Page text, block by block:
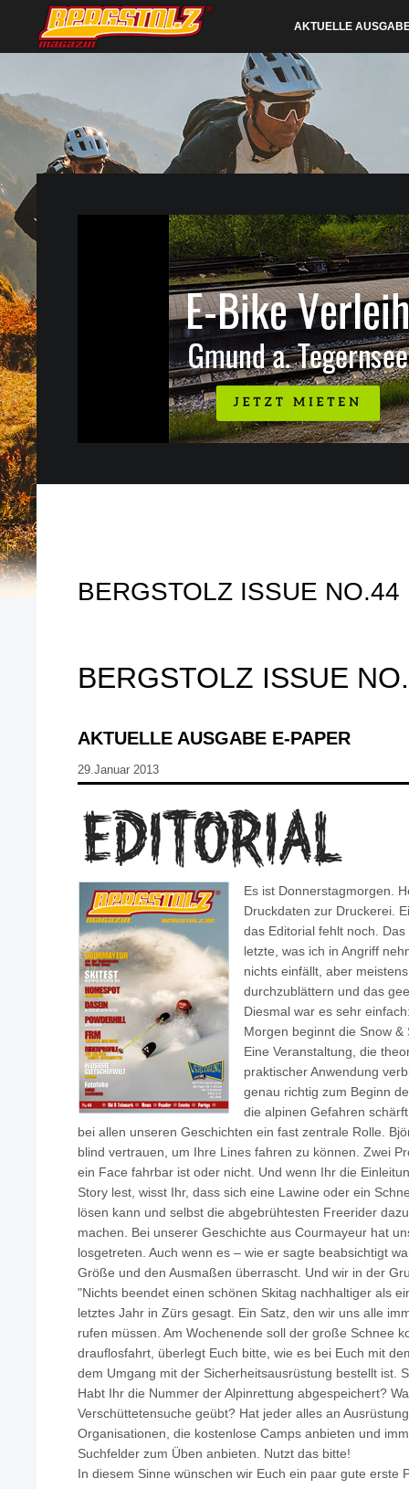
AKTUELLE
BERGSTOLZ ISSUE NO.44
BERGSTOLZ ISSUE
AKTUELLE AUSGABE E-PAPER
29.Januar 2013
Es ist Donnerstagmorgen.
Druckdaten zur Druckerei.
das Editorial fehlt noch.
letzte, was ich in Angriff
nichts einfällt, aber
durchzublättern und das
Diesmal war es sehr
Morgen beginnt die Snow
Eine Veranstaltung, die
praktischer Anwendung
genau richtig zum Beginn
die alpinen Gefahren
bei allen unseren Geschichten ein fast zentrale Rolle.
blind vertrauen, um Ihre Lines fahren zu können. Zwei
ein Face fahrbar ist oder nicht. Und wenn Ihr die
Story lest, wisst Ihr, dass sich eine Lawine oder ein
lösen kann und selbst die abgebrühtesten Freerider
machen. Bei unserer Geschichte aus Courmayeur hat
losgetreten. Auch wenn es – wie er sagte beabsichtigt
Größe und den Ausmaßen überrascht. Und wir in der
"Nichts beendet einen schönen Skitag nachhaltiger als
letztes Jahr in Zürs gesagt. Ein Satz, den wir uns alle
rufen müssen. Am Wochenende soll der große Schnee
drauflosfahrt, überlegt Euch bitte, wie es bei Euch mit
dem Umgang mit der Sicherheitsausrüstung bestellt ist.
Habt Ihr die Nummer der Alpinrettung abgespeichert?
Verschüttetensuche geübt? Hat jeder alles an
Organisationen, die kostenlose Camps anbieten und
Suchfelder zum Üben anbieten. Nutzt das bitte!
In diesem Sinne wünschen wir Euch ein paar gute erste